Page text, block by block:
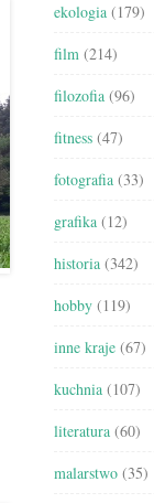
ekologia (179)
film (214)
filozofia (96)
fitness (47)
fotografia (33)
grafika (12)
historia (342)
hobby (119)
inne kraje (67)
kuchnia (107)
literatura (60)
malarstwo (35)